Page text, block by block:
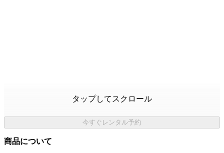
タップしてスクロール
今すぐレンタル予約
商品について